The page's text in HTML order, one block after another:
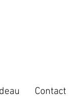
Contact